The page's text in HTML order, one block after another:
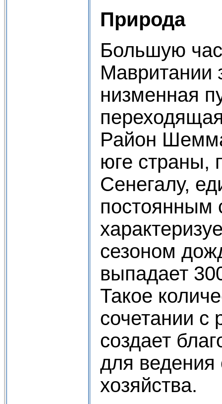
Природа
Большую
Мавритании
низменная
Район
юге страны,
Сенегалу,
постоянным
сезоном
выпадает
Такое
сочетании с
создает
для ведения
хозяйства.